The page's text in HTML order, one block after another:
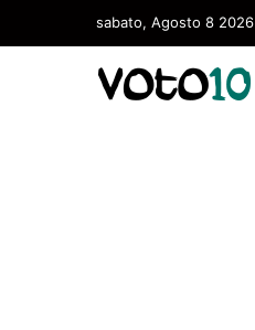
sabato, Agosto 8 2026